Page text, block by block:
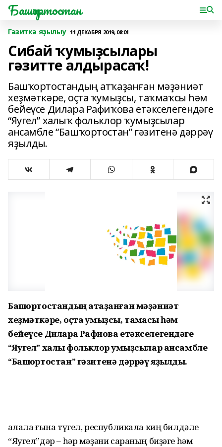
Башҡортостан
Гәзиткә яҙылыу 11 ДЕКАБРЯ 2019, 08:01
Сибай ҡумыҙсылары
гәзитте алдырасаҡ!
Башҡортостандың атҡаҙанған мәҙәниәт
хеҙмәткәре, оҫта ҡумыҙсы, таҡмаҡсы һәм
бейеүсе Дилара Рафиҡова етәкселегендәге
“Яугел” халыҡ фольклор ҡумыҙсылар
ансамбле “Башҡортостан” гәзитенә дәррәү
яҙылды.
Башҡортостандың атҡаҙанған мәҙәниәт
хеҙмәткәре, оҫта ҡумыҙсы, таҡмаҡсы һәм
бейеүсе Дилара Рафиҡова етәкселегендәге
“Яугел” халыҡ фольклор ҡумыҙсылар ансамбле
“Башҡортостан” гәзитенә дәррәү яҙылды.
Ҡалала ғына түгел, республикала киң билдәле
“Яугел”дәр – һәр мәҙәни сараның биҙәге һәм